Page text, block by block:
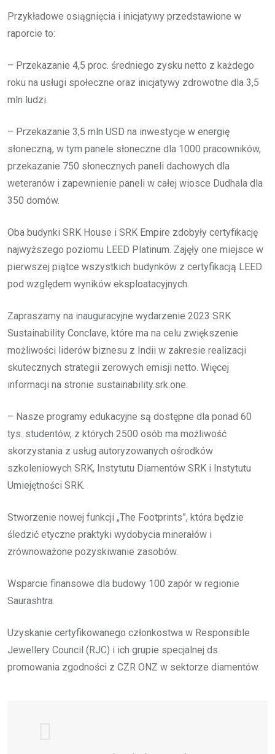
Przykładowe osiągnięcia i inicjatywy przedstawione w
raporcie to:
– Przekazanie 4,5 proc. średniego zysku netto z każdego
roku na usługi społeczne oraz inicjatywy zdrowotne dla 3,5
mln ludzi.
– Przekazanie 3,5 mln USD na inwestycje w energię
słoneczną, w tym panele słoneczne dla 1000 pracowników,
przekazanie 750 słonecznych paneli dachowych dla
weteranów i zapewnienie paneli w całej wiosce Dudhala dla
350 domów.
Oba budynki SRK House i SRK Empire zdobyły certyfikację
najwyższego poziomu LEED Platinum. Zajęły one miejsce w
pierwszej piątce wszystkich budynków z certyfikacją LEED
pod względem wyników eksploatacyjnych.
Zapraszamy na inauguracyjne wydarzenie 2023 SRK
Sustainability Conclave, które ma na celu zwiększenie
możliwości liderów biznesu z Indii w zakresie realizacji
skutecznych strategii zerowych emisji netto. Więcej
informacji na stronie sustainability.srk.one.
– Nasze programy edukacyjne są dostępne dla ponad 60
tys. studentów, z których 2500 osób ma możliwość
skorzystania z usług autoryzowanych ośrodków
szkoleniowych SRK, Instytutu Diamentów SRK i Instytutu
Umiejętności SRK.
Stworzenie nowej funkcji „The Footprints”, która będzie
śledzić etyczne praktyki wydobycia minerałów i
zrównoważone pozyskiwanie zasobów.
Wsparcie finansowe dla budowy 100 zapór w regionie
Saurashtra.
Uzyskanie certyfikowanego członkostwa w Responsible
Jewellery Council (RJC) i ich grupie specjalnej ds.
promowania zgodności z CZR ONZ w sektorze diamentów.